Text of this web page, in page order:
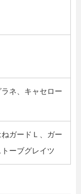
ネ、キャセロー
ガードＬ、ガー
ーブグレイツ